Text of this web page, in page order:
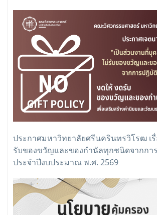
ประกาศมหาวิทยาลัยศรีนครินทรวิโรฒ เ
รับของขวัญและของกำนัลทุกชนิดจากกา
ประจำปีงบประมาณ พ.ศ. 2569